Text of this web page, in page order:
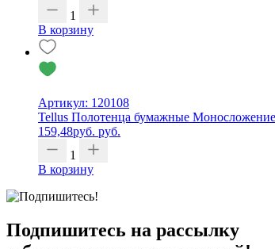
1
В корзину
Артикул: 120108
Tellus Полотенца бумажные Моносложение,
159,48руб. руб.
1
В корзину
Подпишитесь на рассылку